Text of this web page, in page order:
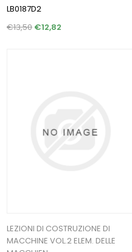
LB0187D2
€13,50 €12,82
LEZIONI DI COSTRUZIONE DI
MACCHINE VOL.2 ELEM. DELLE